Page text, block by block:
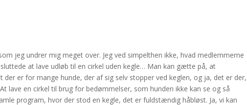
jeg undrer mig meget over. Jeg ved simpelthen ikke, hvad medlemmerne
at lave udløb til en cirkel uden kegle… Man kan gætte på, at
er for mange hunde, der af sig selv stopper ved keglen, og ja, det er der,
lave en cirkel til brug for bedømmelser, som hunden ikke kan se og så
program, hvor der stod en kegle, det er fuldstændig håbløst. Ja, vi kan